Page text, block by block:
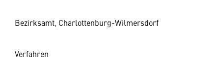
Bezirksamt, Charlottenburg-Wilmersdorf
Verfahren